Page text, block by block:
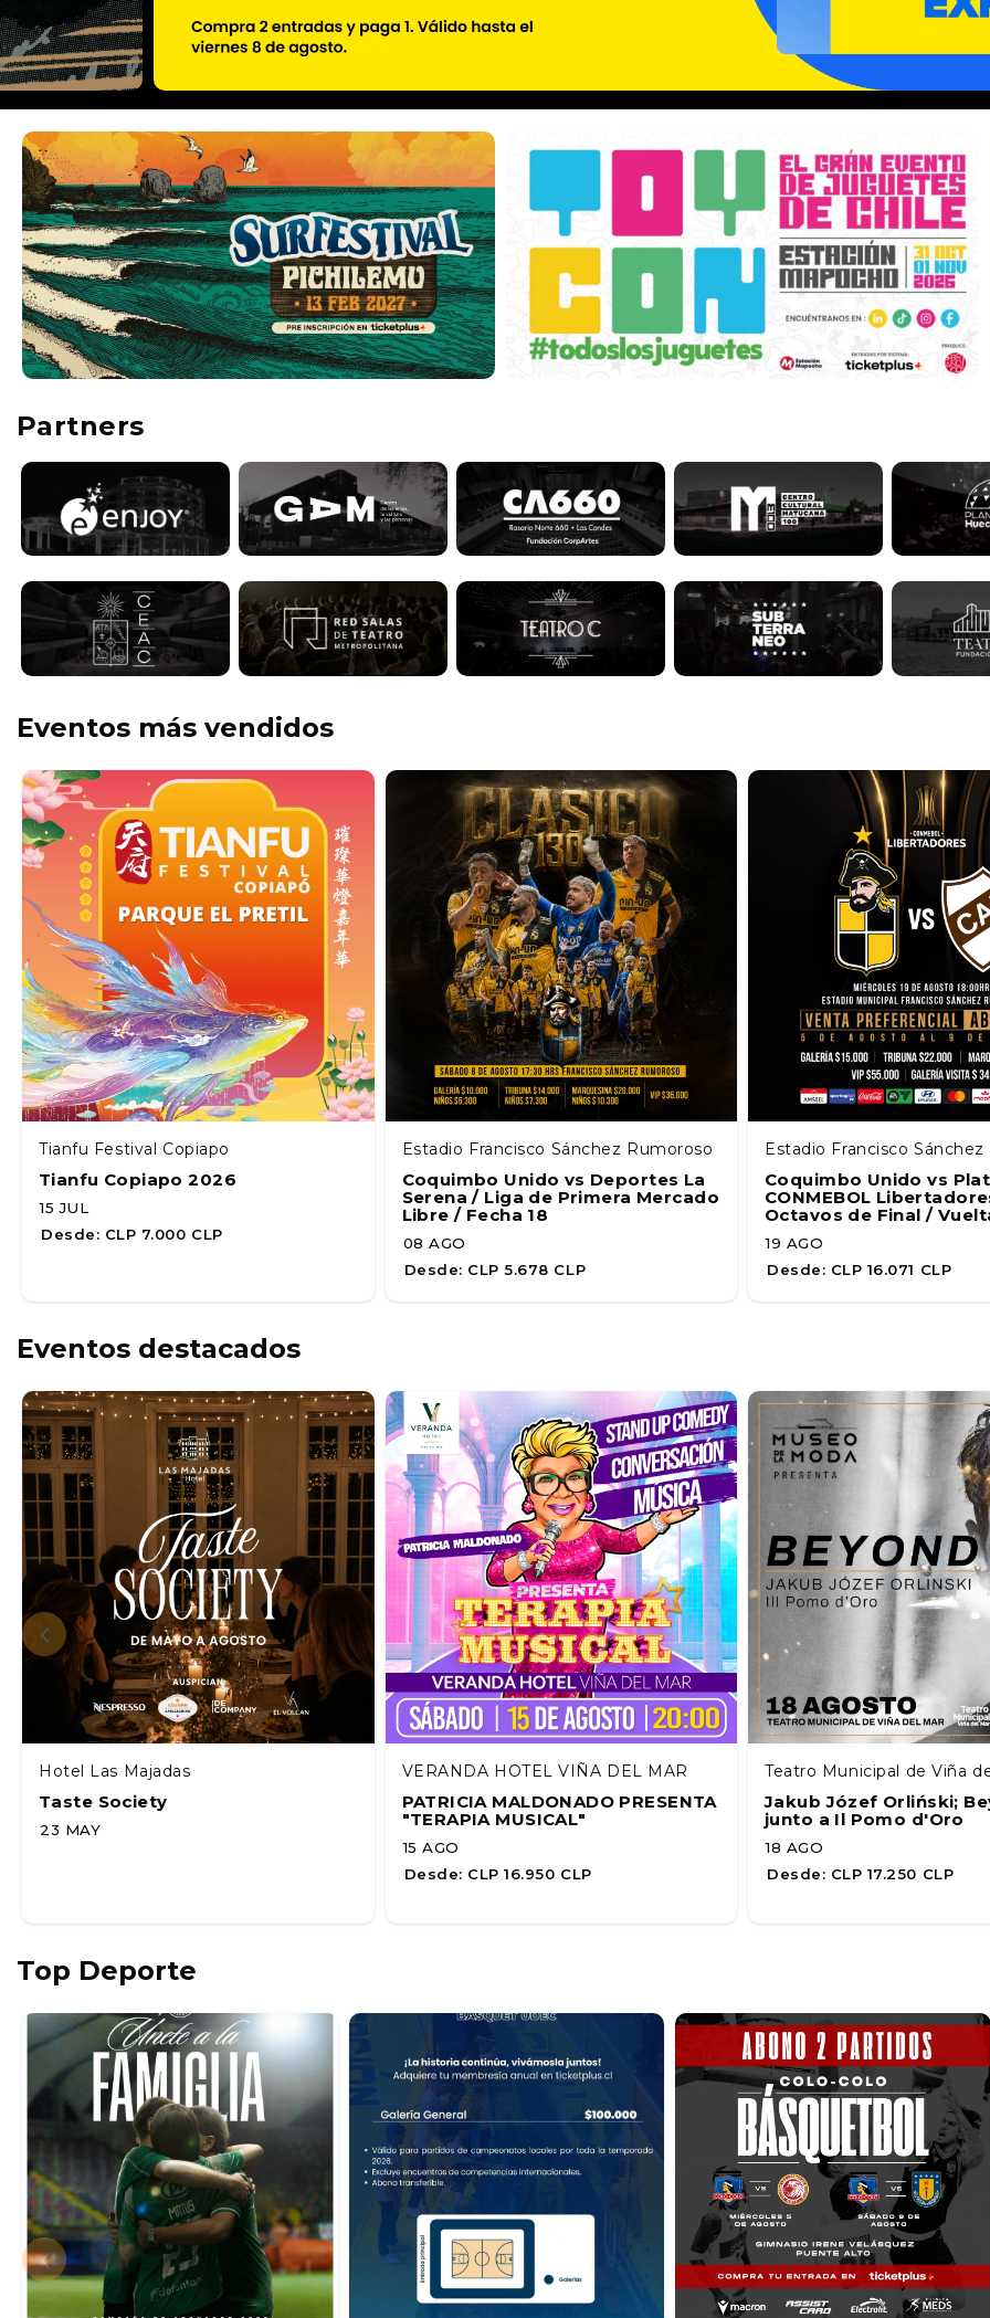
Partners
Eventos más vendidos
Tianfu Festival Copiapo
Tianfu Copiapo 2026
15 JUL
Desde: CLP 7.000 CLP
Estadio Francisco Sánchez Rumoroso
Coquimbo Unido vs Deportes La
Serena / Liga de Primera Mercado
Libre / Fecha 18
08 AGO
Desde: CLP 5.678 CLP
Estadio Francisco
Coquimbo Unido vs
CONMEBOL
Octavos de Final /
19 AGO
Desde: CLP 16.071 CLP
Eventos destacados
Hotel Las Majadas
Taste Society
23 MAY
VERANDA HOTEL VIÑA DEL MAR
PATRICIA MALDONADO PRESENTA
"TERAPIA MUSICAL"
15 AGO
Desde: CLP 16.950 CLP
Teatro Municipal de Viña
Jakub Józef Orliński;
junto a Il Pomo d'Oro
18 AGO
Desde: CLP 17.250 CLP
Top Deporte